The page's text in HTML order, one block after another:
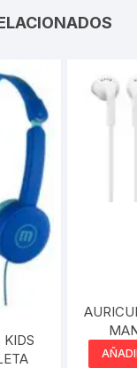
KIDS